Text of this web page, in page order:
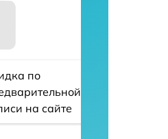
по
на сайте